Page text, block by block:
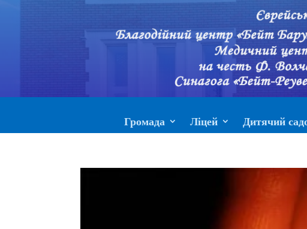
Громада Ліцей Дитячий